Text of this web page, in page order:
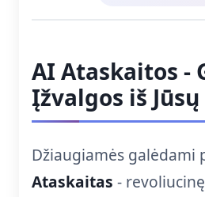
AI Ataskaitos -
Įžvalgos iš
Džiaugiamės galėdami
Ataskaitas -